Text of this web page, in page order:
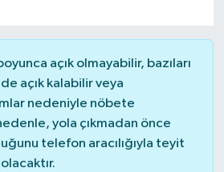
açık olmayabilir, bazıları
açık kalabilir veya
nedeniyle nöbete
yola çıkmadan önce
telefon aracılığıyla teyit